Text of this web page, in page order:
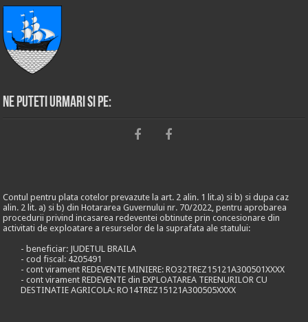
Ne puteti urmari si pe:
Contul pentru plata cotelor prevazute la art. 2 alin. 1 lit.a) si b) si dupa caz
alin. 2 lit. a) si b) din Hotararea Guvernului nr. 70/2022, pentru aprobarea
procedurii privind incasarea redeventei obtinute prin concesionare din
activitati de exploatare a resurselor de la suprafata ale statului:
- beneficiar: JUDETUL BRAILA
- cod fiscal: 4205491
- cont virament REDEVENTE MINIERE: RO32TREZ15121A300501XXXX
- cont virament REDEVENTE din EXPLOATAREA TERENURILOR CU
DESTINATIE AGRICOLA: RO14TREZ15121A300505XXXX